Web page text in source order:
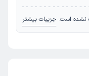
نشده است. جزییات بیشتر